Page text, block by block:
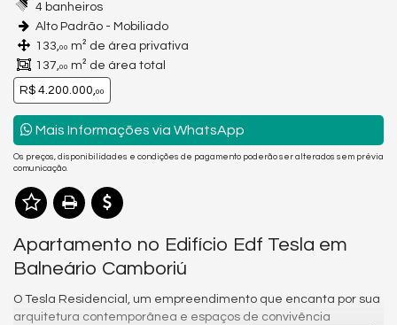
4 banheiros
Alto Padrão - Mobiliado
133,00 m² de área privativa
137,00 m² de área total
R$ 4.200.000,00
Mais Informações via WhatsApp
Os preços, disponibilidades e condições de pagamento poderão ser alterados sem prévia
comunicação.
Apartamento no Edifício Edf Tesla em
Balneário Camboriú
O Tesla Residencial, um empreendimento que encanta por sua
arquitetura contemporânea e espaços de convivência